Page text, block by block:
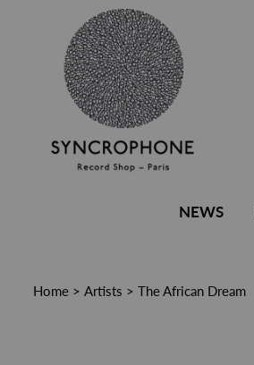
NEWS
Home > Artists > The African Dream